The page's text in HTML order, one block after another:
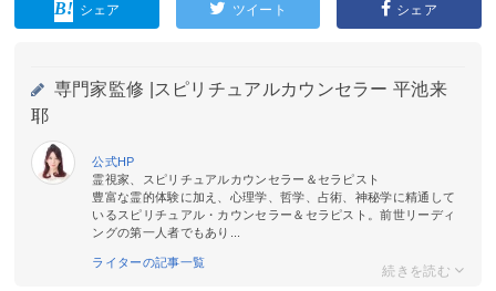
シェア ツイート シェア
専門家監修 |
スピリチュアルカウンセラー 平池来
耶
公式HP
霊視家、スピリチュアルカウンセラー＆セラピスト
豊富な霊的体験に加え、心理学、哲学、占術、神秘学に精通して
いるスピリチュアル・カウンセラー＆セラピスト。前世リーディ
ングの第一人者でもあり...
ライターの記事一覧